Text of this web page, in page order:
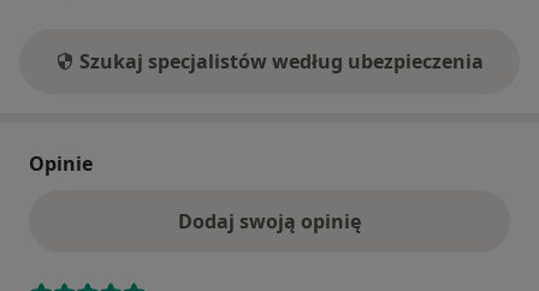
Szukaj specjalistów według ubezpieczenia
Opinie
Dodaj swoją opinię